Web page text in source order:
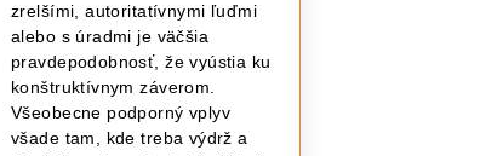
zrelšími, autoritatívnymi ľuďmi
alebo s úradmi je väčšia
pravdepodobnosť, že vyústia ku
konštruktívnym záverom.
Všeobecne podporný vplyv
všade tam, kde treba výdrž a